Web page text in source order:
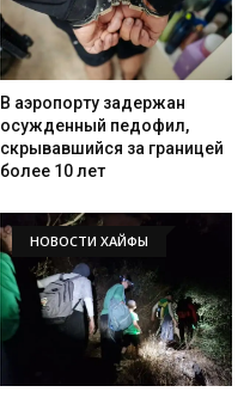
В аэропорту задержан
осужденный педофил,
скрывавшийся за границей
более 10 лет
НОВОСТИ ХАЙФЫ